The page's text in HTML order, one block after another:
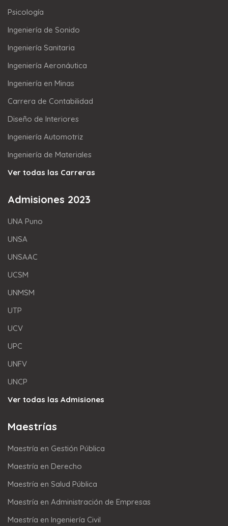
Psicología
Ingeniería de Sonido
Ingeniería Sanitaria
Ingeniería Aeronáutica
Ingeniería en Minas
Carrera de Contabilidad
Diseño de Interiores
Ingeniería Automotriz
Ingeniería de Materiales
Ver todas las Carreras
Admisiones 2023
UNA Puno
UNSA
UNSAAC
UCSM
UNMSM
UTP
UCV
UPC
UNFV
UNCP
Ver todas las Admisiones
Maestrías
Maestría en Gestión Pública
Maestría en Derecho
Maestría en Salud Pública
Maestría en Administración de Empresas
Maestría en Ingeniería Civil